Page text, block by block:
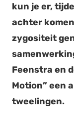
kun je er,
achter
zygositeit
Feenstra en
Motion” een
tweelingen.